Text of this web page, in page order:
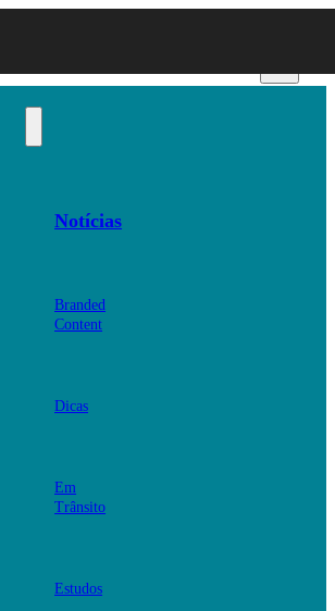
Notícias
Branded
Content
Dicas
Em
Trânsito
Estudos